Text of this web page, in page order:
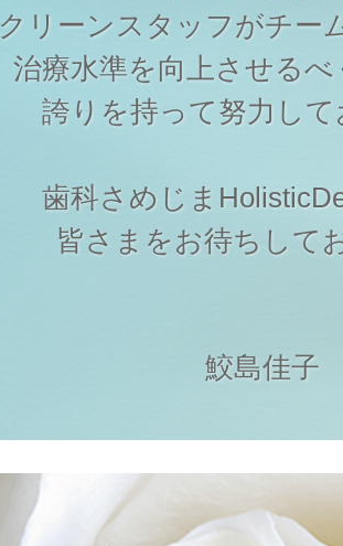
クリーンスタッフがチー
治療水準を向上させる
誇りを持って努力し
歯科さめじま
皆さまをお待ちして
鮫島佳子